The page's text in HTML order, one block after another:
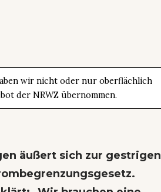
wir nicht oder nur oberflächlich
der NRWZ übernommen.
äußert sich zur gestrigen